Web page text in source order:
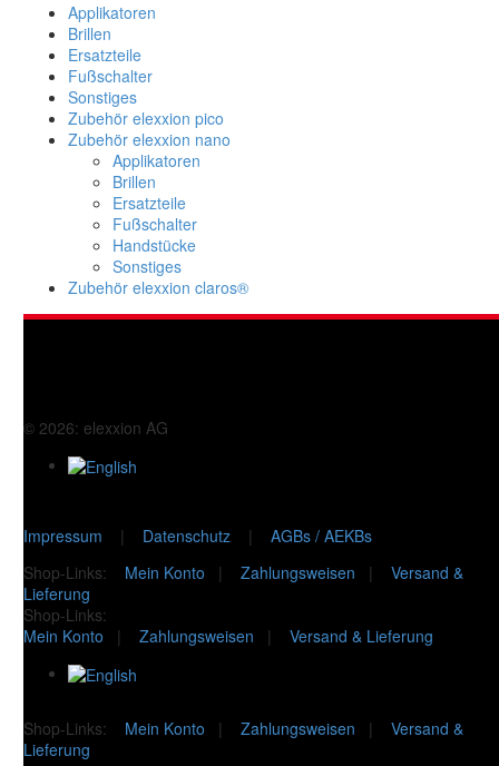
Applikatoren
Brillen
Ersatzteile
Fußschalter
Sonstiges
Zubehör elexxion pico
Zubehör elexxion nano
Applikatoren
Brillen
Ersatzteile
Fußschalter
Handstücke
Sonstiges
Zubehör elexxion claros®
© 2026: elexxion AG
Impressum | Datenschutz | AGBs / AEKBs
Shop-Links:
Mein Konto | Zahlungsweisen | Versand &
Lieferung
Shop-Links:
Mein Konto | Zahlungsweisen | Versand & Lieferung
Shop-Links: Mein Konto | Zahlungsweisen | Versand &
Lieferung